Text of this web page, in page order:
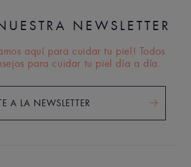
NEWSLETTER
aquí para cuidar tu piel! Todos
para cuidar tu piel día a día.
A LA NEWSLETTER